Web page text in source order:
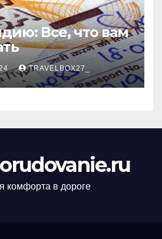
Все, что вам
TRAVELBOX27_
комфорта в дороге